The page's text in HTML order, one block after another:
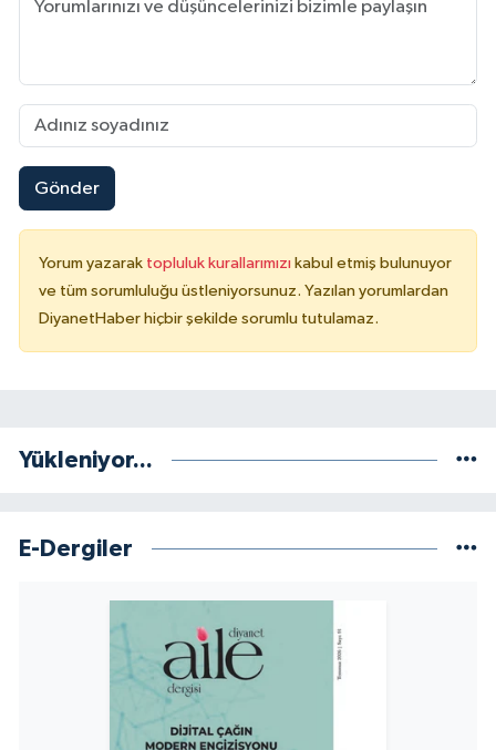
Gönder
Yorum yazarak topluluk kurallarımızı kabul etmiş bulunuyor
ve tüm sorumluluğu üstleniyorsunuz. Yazılan yorumlardan
DiyanetHaber hiçbir şekilde sorumlu tutulamaz.
Yükleniyor...
E-Dergiler
Sakarya Müftülüğü
Siirt Müftülüğü
Sinop Müftülüğü
Şanlıurfa Müftülüğü
Şırnak Müftülüğü
Tokat Müftülüğü
Uşak Müftülüğü
Van Müftülüğü